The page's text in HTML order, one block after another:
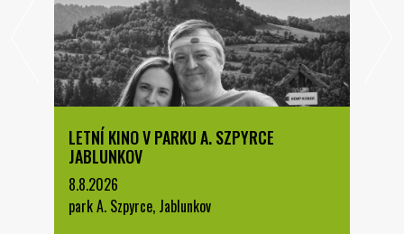
LETNÍ KINO V PARKU A. SZPYRCE
JABLUNKOV
8.8.2026
park A. Szpyrce, Jablunkov